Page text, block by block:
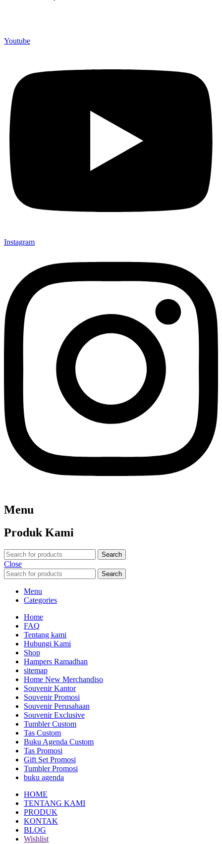
Youtube
Instagram
Menu
Produk Kami
Search
Close
Search
Menu
Categories
Home
FAQ
Tentang kami
Hubungi Kami
Shop
Hampers Ramadhan
sitemap
Home New Merchandiso
Souvenir Kantor
Souvenir Promosi
Souvenir Perusahaan
Souvenir Exclusive
Tumbler Custom
Tas Custom
Buku Agenda Custom
Tas Promosi
Gift Set Promosi
Tumbler Promosi
buku agenda
HOME
TENTANG KAMI
PRODUK
KONTAK
BLOG
Wishlist